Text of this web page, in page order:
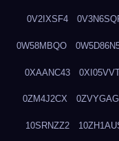
0V2IXSF4
0W58MBQO
0XAANC43
0ZM4J2CX
10SRNZZ2